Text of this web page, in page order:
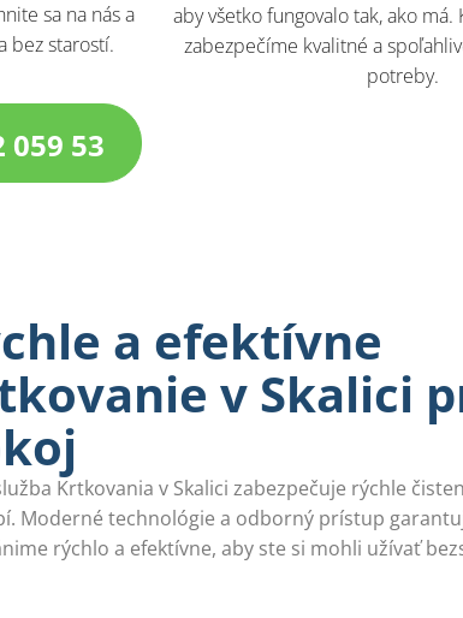
sa na nás a
bez starostí.
aby všetko fungovalo tak, ako má.
zabezpečíme kvalitné a
potreby.
059 53
a efektívne
v Skalici
Krtkovania v Skalici zabezpečuje rýchle
Moderné technológie a odborný prístup
rýchlo a efektívne, aby ste si mohli užívať